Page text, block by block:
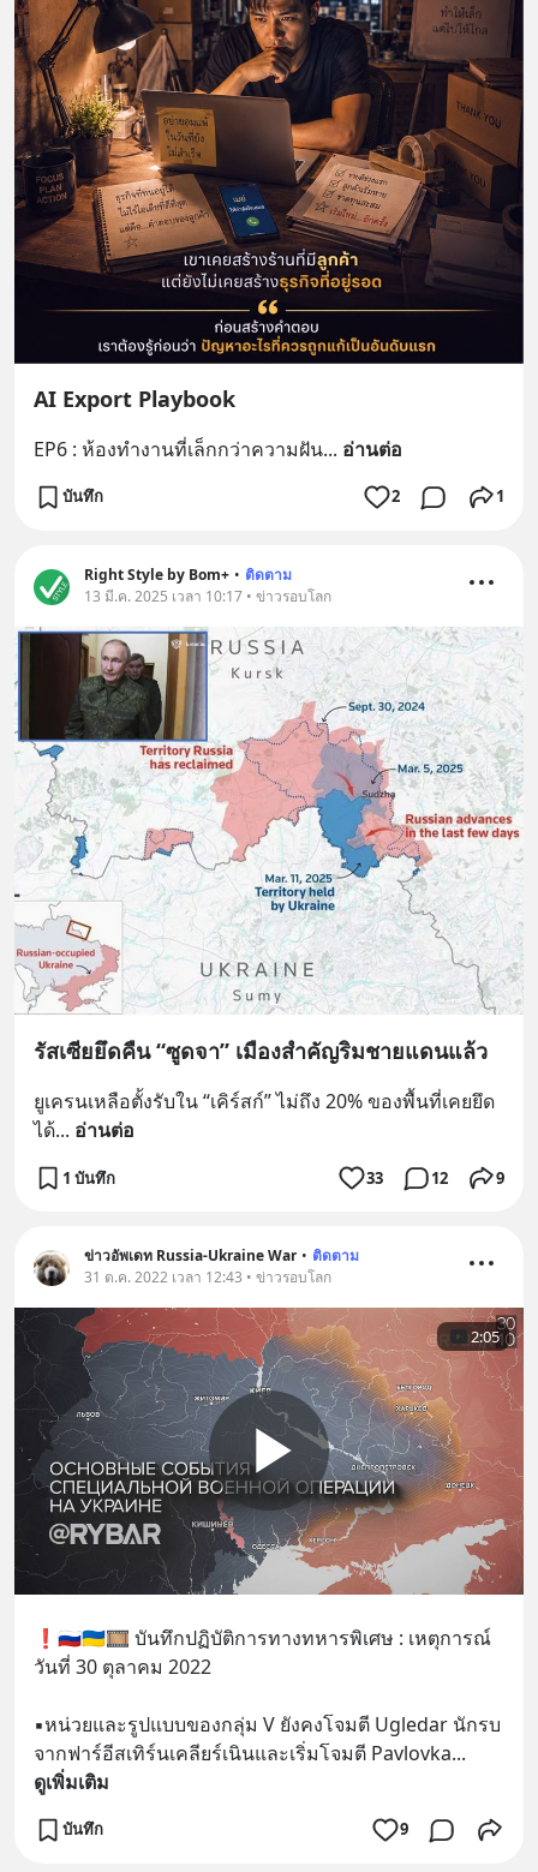
AI Export Playbook
EP6 : ห้องทำงานที่เล็กกว่าความฝัน... อ่านต่อ
บันทึก 2 1
Right Style by Bom+ • ติดตาม
13 มี.ค. 2025 เวลา 10:17 • ข่าวรอบโลก
รัสเซียยึดคืน “ซูดจา” เมืองสำคัญริมชายแดนแล้ว
ยูเครนเหลือตั้งรับใน “เคิร์สก์” ไม่ถึง 20% ของพื้นที่เคยยึด
ได้... อ่านต่อ
1 บันทึก 33 12 9
ข่าวอัพเดท Russia-Ukraine War • ติดตาม
31 ต.ค. 2022 เวลา 12:43 • ข่าวรอบโลก
2:05
❗️🇷🇺🇺🇦🎞 บันทึกปฏิบัติการทางทหารพิเศษ : เหตุการณ์
วันที่ 30 ตุลาคม 2022
▪️หน่วยและรูปแบบของกลุ่ม V ยังคงโจมตี Ugledar นักรบ
จากฟาร์อีสเทิร์นเคลียร์เนินและเริ่มโจมตี Pavlovka...
ดูเพิ่มเติม
บันทึก 9